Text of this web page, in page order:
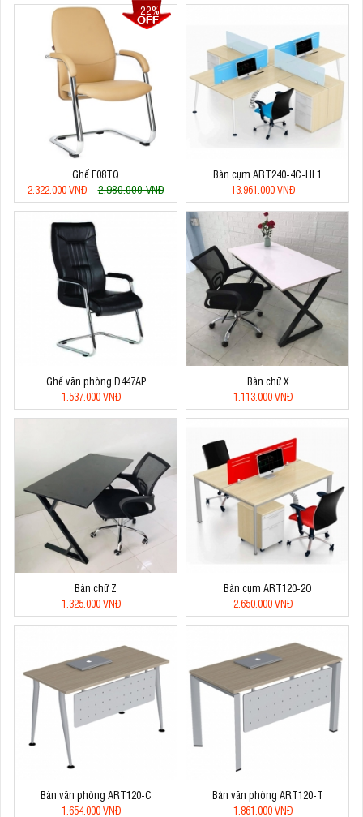
22%
Ghế F08TQ
2.322.000 VNĐ
2.980.000 VNĐ
Bàn cụm ART240-4C-HL1
13.961.000 VNĐ
Ghế văn phòng D447AP
1.537.000 VNĐ
Bàn chữ X
1.113.000 VNĐ
Bàn chữ Z
1.325.000 VNĐ
Bàn cụm ART120-2O
2.650.000 VNĐ
Bàn văn phòng ART120-C
1.654.000 VNĐ
Bàn văn phòng ART120-T
1.861.000 VNĐ